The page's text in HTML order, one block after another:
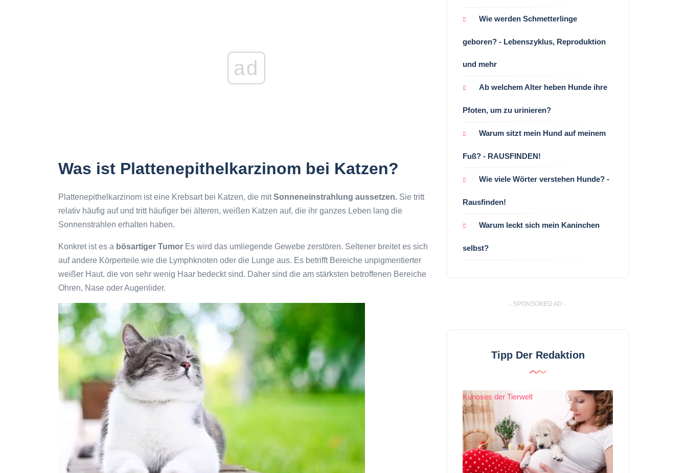
ad
Was ist Plattenepithelkarzinom bei Katzen?
Plattenepithelkarzinom ist eine Krebsart bei Katzen, die mitSonneneinstrahlung aussetzen. Sie tritt
relativ häufig auf und tritt häufiger bei älteren, weißen Katzen auf, die ihr ganzes Leben lang die
Sonnenstrahlen erhalten haben.
Konkret ist es a bösartiger Tumor Es wird das umliegende Gewebe zerstören. Seltener breitet es sich
auf andere Körperteile wie die Lymphknoten oder die Lunge aus. Es betrifft Bereiche unpigmentierter
weißer Haut, die von sehr wenig Haar bedeckt sind. Daher sind die am stärksten betroffenen Bereiche
Ohren, Nase oder Augenlider.
Wie werden Schmetterlinge
geboren? - Lebenszyklus, Reproduktion
und mehr
Ab welchem ​​Alter heben Hunde ihre
Pfoten, um zu urinieren?
Warum sitzt mein Hund auf meinem
Fuß? - RAUSFINDEN!
Wie viele Wörter verstehen Hunde? -
Rausfinden!
Warum leckt sich mein Kaninchen
selbst?
- SPONSORED AD -
Tipp Der Redaktion
Kurioses der Tierwelt